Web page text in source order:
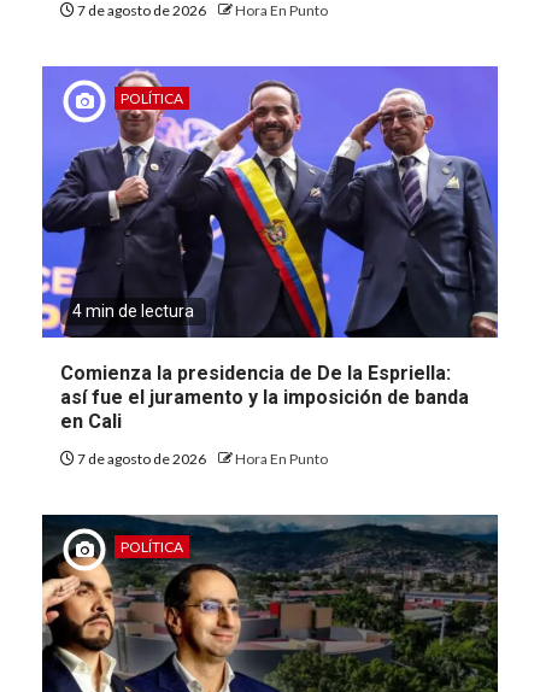
7 de agosto de 2026 Hora En Punto
POLÍTICA
4 min de lectura
Comienza la presidencia de De la Espriella:
así fue el juramento y la imposición de banda
en Cali
7 de agosto de 2026 Hora En Punto
POLÍTICA